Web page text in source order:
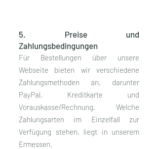
5. Preise und
Zahlungsbedingungen
Für Bestellungen über unsere
Webseite bieten wir verschiedene
Zahlungsmethoden an, darunter
PayPal, Kreditkarte und
Vorauskasse/Rechnung. Welche
Zahlungsarten im Einzelfall zur
Verfügung stehen, liegt in unserem
Ermessen.